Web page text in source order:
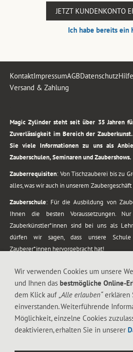
JETZT KUNDENKONTO
Ich habe bereits ein
KontaktImpressumAGBDatenschutzHilfe
Versand & Zahlung
Magic Zylinder steht seit über 35 Jahren
Zuverlässigkeit im Bereich der
Sie viele Informationen zu uns als
Zauberschulen, Seminaren und Zaubershows.
Zauberrequisiten: Von Tischzauberei bis zu
alles, was wir auch in unserem
Zauberschule: Für die Ausbildung von
Ihnen die besten Voraussetzungen.
Zauberkünstler*innen sind bei uns als
dürfen wir sagen, dass unsere
Zauberer*innen hervorgebracht hat!
vom Kinderprogramm bis zur Tischzauberei.
meiner Zauber-Sprech-Show, angerührt
gewürzt mit Gags und visuellen Illusionen
Wir verwenden Cookies um unsere
und Ihnen das bestmögliche Online-
dem Klick auf „Alle erlauben“erklären
einverstanden. Weiterführende
Möglichkeit, einzelne Cookies
deaktivieren, erhalten Sie in unserer